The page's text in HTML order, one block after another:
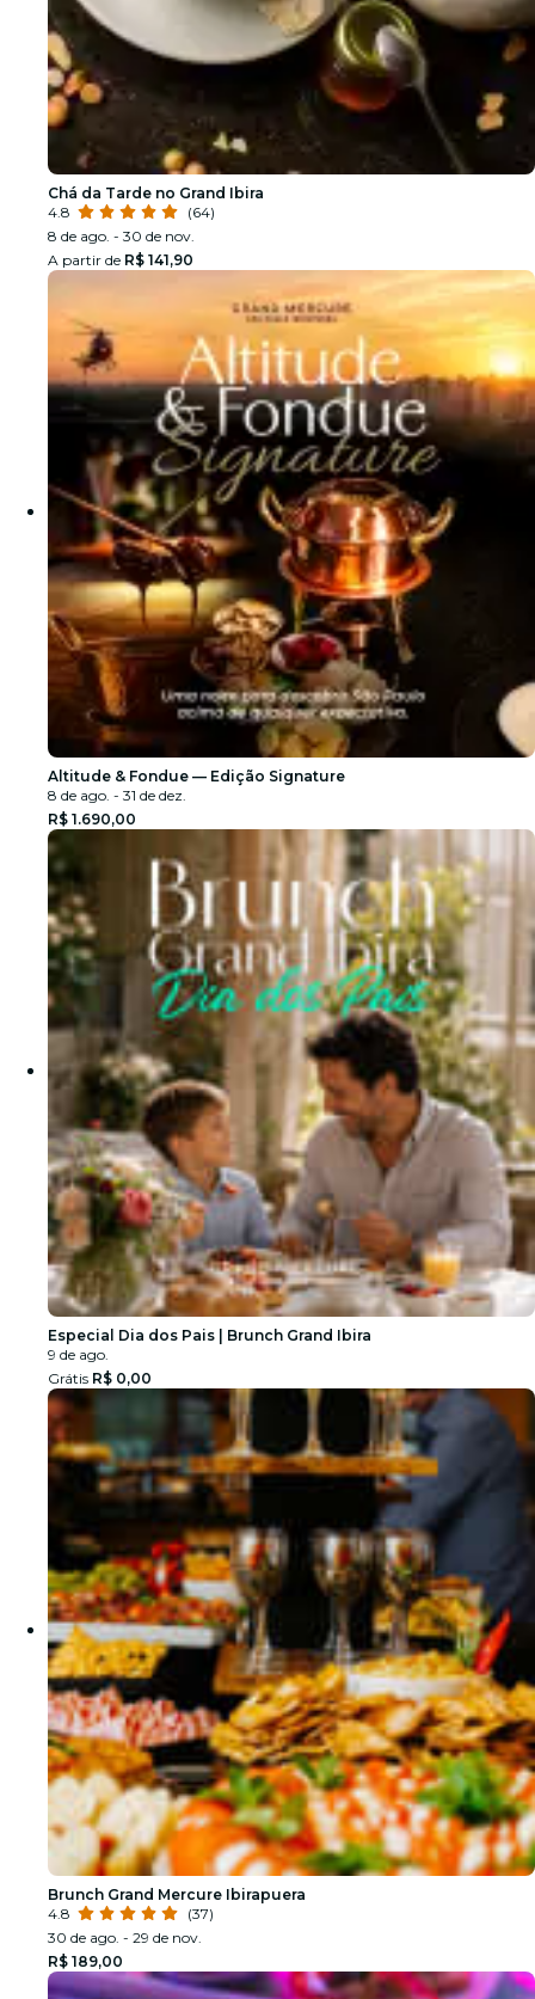
Chá da Tarde no Grand Ibira
4.8
(64)
8 de ago. - 30 de nov.
A partir de R$ 141,90
Altitude & Fondue — Edição Signature
8 de ago. - 31 de dez.
R$ 1.690,00
Especial Dia dos Pais | Brunch Grand Ibira
9 de ago.
Grátis R$ 0,00
Brunch Grand Mercure Ibirapuera
4.8
(37)
30 de ago. - 29 de nov.
R$ 189,00